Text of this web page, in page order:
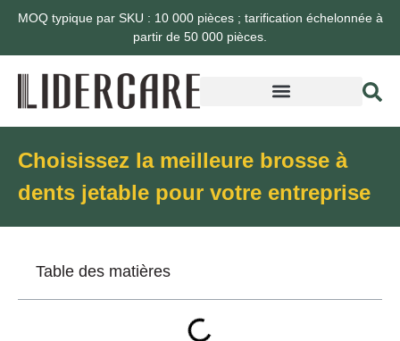
MOQ typique par SKU : 10 000 pièces ; tarification échelonnée à
partir de 50 000 pièces.
Choisissez la meilleure brosse à
dents jetable pour votre entreprise
Table des matières